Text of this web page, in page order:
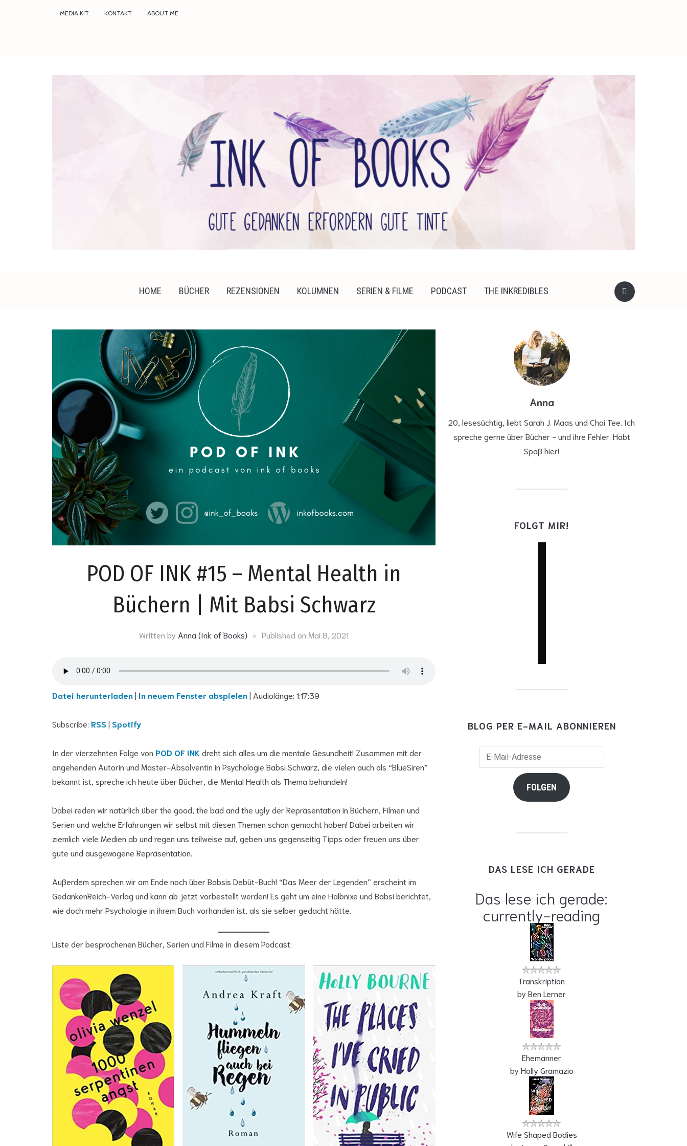
MEDIA KIT KONTAKT ABOUT ME
HOME BÜCHER REZENSIONEN KOLUMNEN SERIEN & FILME PODCAST THE INKREDIBLES
POD OF INK #15 – Mental Health in
Büchern | Mit Babsi Schwarz
Written by Anna (Ink of Books) Published on Mai 8, 2021
Datei herunterladen| In neuem Fenster abspielen| Audiolänge: 1:17:39
Subscribe: RSS| Spotify
In der vierzehnten Folge von POD OF INK dreht sich alles um die mentale Gesundheit! Zusammen mit der
angehenden Autorin und Master-Absolventin in Psychologie Babsi Schwarz, die vielen auch als “BlueSiren”
bekannt ist, spreche ich heute über Bücher, die Mental Health als Thema behandeln!
Dabei reden wir natürlich über the good, the bad and the ugly der Repräsentation in Büchern, Filmen und
Serien und welche Erfahrungen wir selbst mit diesen Themen schon gemacht haben! Dabei arbeiten wir
ziemlich viele Medien ab und regen uns teilweise auf, geben uns gegenseitig Tipps oder freuen uns über
gute und ausgewogene Repräsentation.
Außerdem sprechen wir am Ende noch über Babsis Debüt-Buch! “Das Meer der Legenden” erscheint im
GedankenReich-Verlag und kann ab jetzt vorbestellt werden! Es geht um eine Halbnixe und Babsi berichtet,
wie doch mehr Psychologie in ihrem Buch vorhanden ist, als sie selber gedacht hätte.
Liste der besprochenen Bücher, Serien und Filme in diesem Podcast:
Anna
20, lesesüchtig, liebt Sarah J. Maas und Chai Tee. Ich
spreche gerne über Bücher - und ihre Fehler. Habt
Spaß hier!
FOLGT MIR!
BLOG PER E-MAIL ABONNIEREN
FOLGEN
DAS LESE ICH GERADE
Das lese ich gerade:
currently-reading
Transkription
byBen Lerner
Ehemänner
byHolly Gramazio
Wife Shaped Bodies